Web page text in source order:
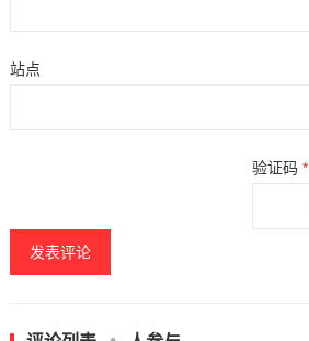
站点
验证码*